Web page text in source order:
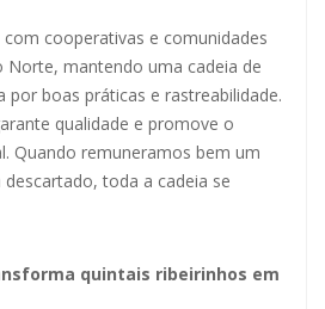
com cooperativas e comunidades
Norte, mantendo uma cadeia de
boas práticas e rastreabilidade.
qualidade e promove o
Quando remuneramos bem um
toda a cadeia se
quintais ribeirinhos em